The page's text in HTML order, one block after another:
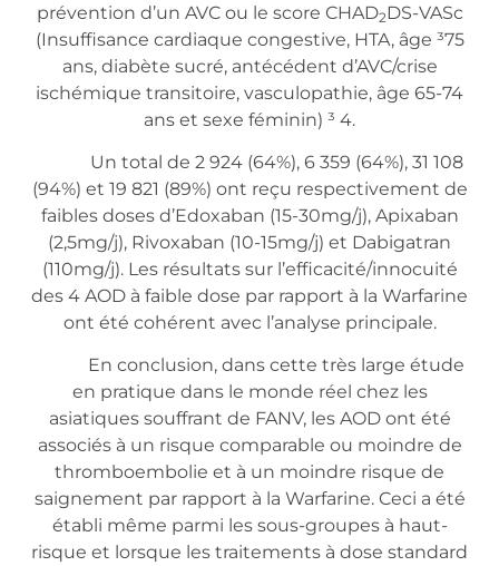
prévention d’un AVC ou le score CHAD2DS-VASc
(Insuffisance cardiaque congestive, HTA, âge ³75
ans, diabète sucré, antécédent d’AVC/crise
ischémique transitoire, vasculopathie, âge 65-74
ans et sexe féminin) ³ 4.
Un total de 2 924 (64%), 6 359 (64%), 31 108
(94%) et 19 821 (89%) ont reçu respectivement de
faibles doses d’Edoxaban (15-30mg/j), Apixaban
(2,5mg/j), Rivoxaban (10-15mg/j) et Dabigatran
(110mg/j). Les résultats sur l’efficacité/innocuité
des 4 AOD à faible dose par rapport à la Warfarine
ont été cohérent avec l’analyse principale.
En conclusion, dans cette très large étude
en pratique dans le monde réel chez les
asiatiques souffrant de FANV, les AOD ont été
associés à un risque comparable ou moindre de
thromboembolie et à un moindre risque de
saignement par rapport à la Warfarine. Ceci a été
établi même parmi les sous-groupes à haut-
risque et lorsque les traitements à dose standard